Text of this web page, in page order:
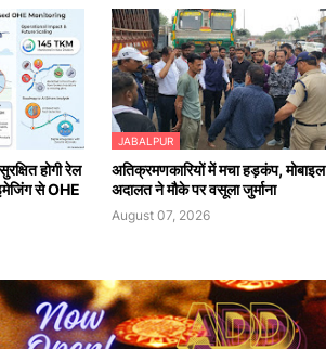
होगी रेल
से OHE
JABALPUR
अतिक्रमणकारियों में मचा हड़कंप, मोबाइल
अदालत ने मौके पर वसूला जुर्माना
August 07, 2026